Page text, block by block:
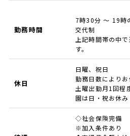
勤務時間
7時30分 ～ 19時
交代制
上記時間帯の中
す。
休日
日曜、祝日
勤務日数によりお
土曜出勤月1回程
園は日・祝お休み
◇社会保険完備
※加入条件あり